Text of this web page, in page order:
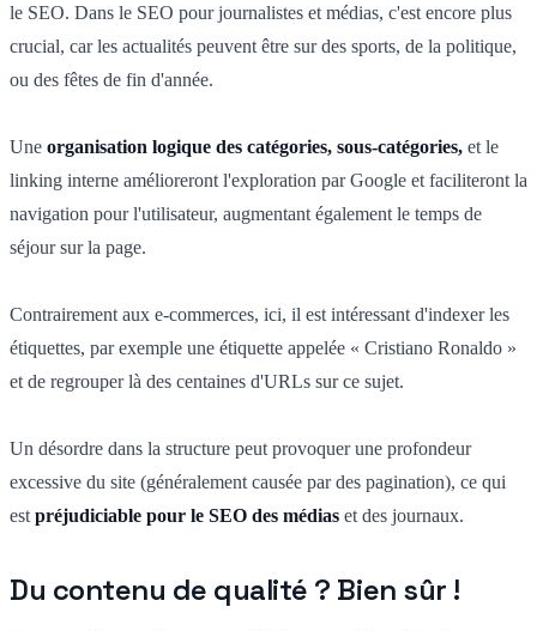
le SEO. Dans le SEO pour journalistes et médias, c'est encore plus
crucial, car les actualités peuvent être sur des sports, de la politique,
ou des fêtes de fin d'année.
Une organisation logique des catégories, sous-catégories, et le
linking interne amélioreront l'exploration par Google et faciliteront la
navigation pour l'utilisateur, augmentant également le temps de
séjour sur la page.
Contrairement aux e-commerces, ici, il est intéressant d'indexer les
étiquettes, par exemple une étiquette appelée « Cristiano Ronaldo »
et de regrouper là des centaines d'URLs sur ce sujet.
Un désordre dans la structure peut provoquer une profondeur
excessive du site (généralement causée par des pagination), ce qui
est préjudiciable pour le SEO des médias et des journaux.
Du contenu de qualité ? Bien sûr !